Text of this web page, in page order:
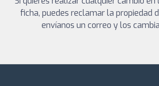
ficha, puedes reclamar la propiedad
envíanos un correo y los